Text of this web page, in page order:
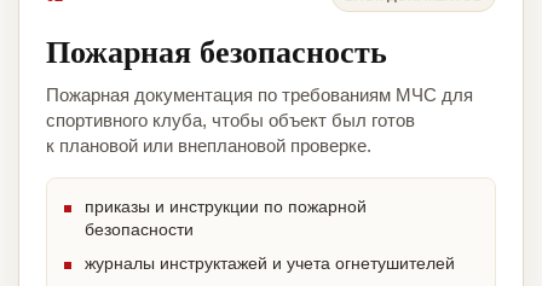
Пожарная безопасность
Пожарная документация по требованиям МЧС для
спортивного клуба, чтобы объект был готов
к плановой или внеплановой проверке.
приказы и инструкции по пожарной
безопасности
журналы инструктажей и учета огнетушителей